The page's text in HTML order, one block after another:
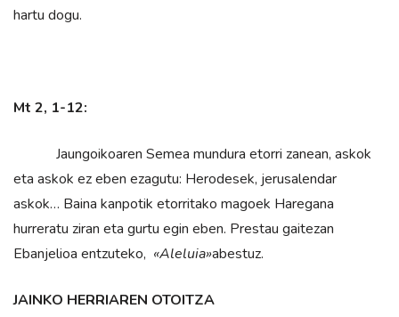
hartu dogu.
Mt 2, 1-12:
Jaungoikoaren Semea mundura etorri zanean, askok
eta askok ez eben ezagutu: Herodesek, jerusalendar
askok… Baina kanpotik etorritako magoek Haregana
hurreratu ziran eta gurtu egin eben. Prestau gaitezan
Ebanjelioa entzuteko, «Aleluia»abestuz.
JAINKO HERRIAREN OTOITZA